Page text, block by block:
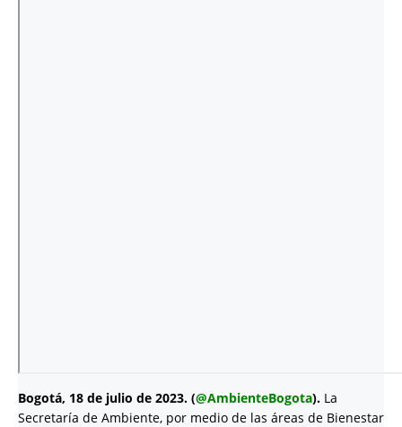
Bogotá, 18 de julio de 2023. (@AmbienteBogota). La
Secretaría de Ambiente, por medio de las áreas de Bienestar